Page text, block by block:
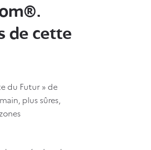
de cette
du Futur » de
plus sûres,